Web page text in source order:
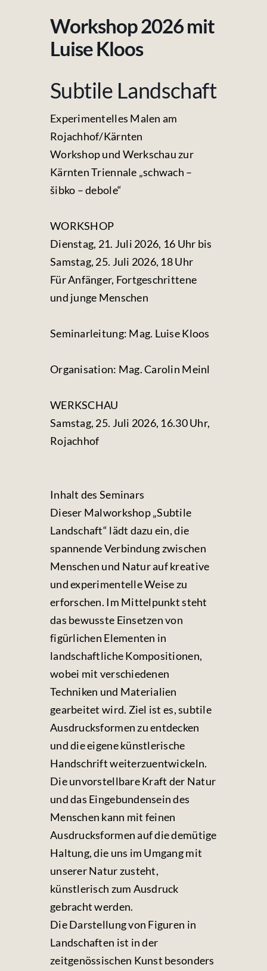
Workshop 2026 mit
Luise Kloos
Subtile Landschaft
Experimentelles Malen am
Rojachhof/Kärnten
Workshop und Werkschau zur
Kärnten Triennale „schwach –
šibko – debole“
WORKSHOP
Dienstag, 21. Juli 2026, 16 Uhr bis
Samstag, 25. Juli 2026, 18 Uhr
Für Anfänger, Fortgeschrittene
und junge Menschen
Seminarleitung: Mag. Luise Kloos
Organisation: Mag. Carolin Meinl
WERKSCHAU
Samstag, 25. Juli 2026, 16.30 Uhr,
Rojachhof
Inhalt des Seminars
Dieser Malworkshop „Subtile
Landschaft“ lädt dazu ein, die
spannende Verbindung zwischen
Menschen und Natur auf kreative
und experimentelle Weise zu
erforschen. Im Mittelpunkt steht
das bewusste Einsetzen von
figürlichen Elementen in
landschaftliche Kompositionen,
wobei mit verschiedenen
Techniken und Materialien
gearbeitet wird. Ziel ist es, subtile
Ausdrucksformen zu entdecken
und die eigene künstlerische
Handschrift weiterzuentwickeln.
Die unvorstellbare Kraft der Natur
und das Eingebundensein des
Menschen kann mit feinen
Ausdrucksformen auf die demütige
Haltung, die uns im Umgang mit
unserer Natur zusteht,
künstlerisch zum Ausdruck
gebracht werden.
Die Darstellung von Figuren in
Landschaften ist in der
zeitgenössischen Kunst besonders